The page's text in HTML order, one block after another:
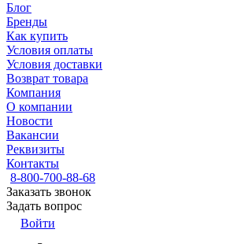
Блог
Бренды
Как купить
Условия оплаты
Условия доставки
Возврат товара
Компания
О компании
Новости
Вакансии
Реквизиты
Контакты
8-800-700-88-68
Заказать звонок
Задать вопрос
Войти